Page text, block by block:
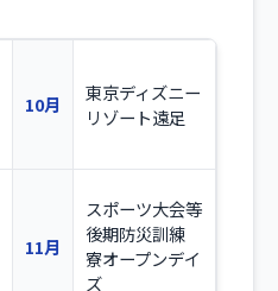
10月
東京ディズニー
リゾート遠足
11月
スポーツ大会等
後期防災訓練
寮オープンデイ
ズ